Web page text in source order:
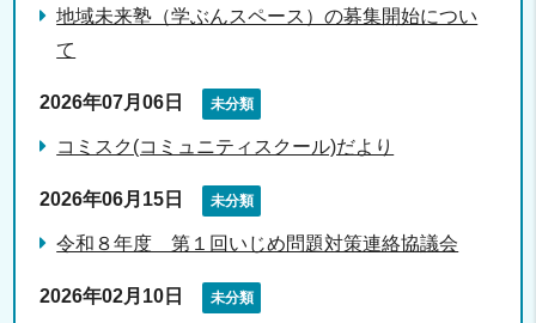
地域未来塾（学ぶんスペース）の募集開始につい
て
2026年07月06日 未分類
コミスク(コミュニティスクール)だより
2026年06月15日 未分類
令和８年度 第１回いじめ問題対策連絡協議会
2026年02月10日 未分類